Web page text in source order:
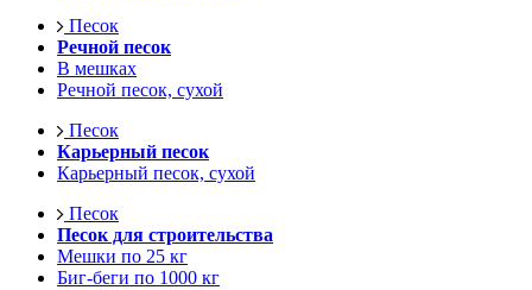
Песок
Речной песок
В мешках
Речной песок, сухой
Песок
Карьерный песок
Карьерный песок, сухой
Песок
Песок для строительства
Мешки по 25 кг
Биг-беги по 1000 кг